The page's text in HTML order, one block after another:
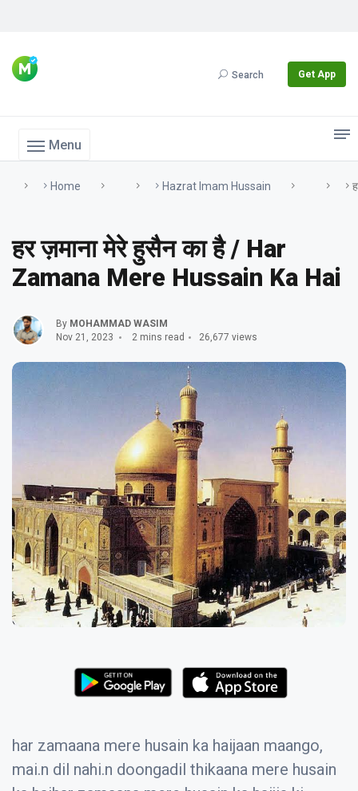
Search Get App
Menu
Home Hazrat Imam Hussain
हर ज़माना मेरे हुसैन का है / Har
Zamana Mere Hussain Ka Hai
By MOHAMMAD WASIM
Nov 21, 2023
2 mins read 26,677 views
har zamaana mere husain ka haijaan maango,
mai.n dil nahi.n doongadil thikaana mere husain